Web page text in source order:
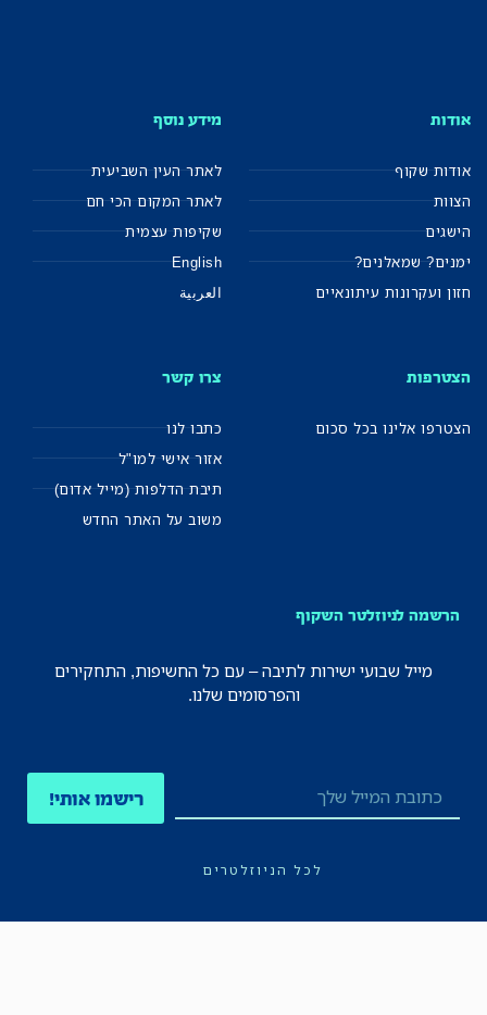
אודות
אודות שקוף
הצוות
הישגים
ימנים? שמאלנים?
חזון ועקרונות עיתונאיים
מידע נוסף
לאתר העין השביעית
לאתר המקום הכי חם
שקיפות עצמית
English
العربية
הצטרפות
הצטרפו אלינו בכל סכום
צרו קשר
כתבו לנו
אזור אישי למו"ל
תיבת הדלפות (מייל אדום)
משוב על האתר החדש
הרשמה לניוזלטר השקוף
מייל שבועי ישירות לתיבה – עם כל החשיפות, התחקירים
והפרסומים שלנו.
רישמו אותי!
לכל הניוזלטרים